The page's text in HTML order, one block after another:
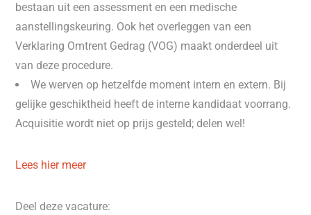
bestaan uit een assessment en een medische
aanstellingskeuring. Ook het overleggen van een
Verklaring Omtrent Gedrag (VOG) maakt onderdeel uit
van deze procedure.
We werven op hetzelfde moment intern en extern. Bij
gelijke geschiktheid heeft de interne kandidaat voorrang.
Acquisitie wordt niet op prijs gesteld; delen wel!
Lees hier meer
Deel deze vacature: